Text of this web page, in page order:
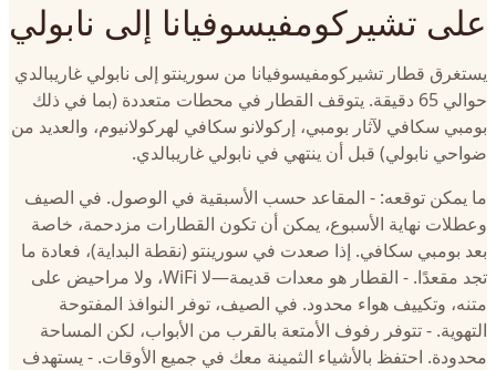
على تشيركومفيسوفيانا إلى نابولي
يستغرق قطار تشيركومفيسوفيانا من سورينتو إلى نابولي غاريبالدي
حوالي 65 دقيقة. يتوقف القطار في محطات متعددة (بما في ذلك
بومبي سكافي لآثار بومبي، إركولانو سكافي لهركولانيوم، والعديد من
ضواحي نابولي) قبل أن ينتهي في نابولي غاريبالدي.
ما يمكن توقعه: - المقاعد حسب الأسبقية في الوصول. في الصيف
وعطلات نهاية الأسبوع، يمكن أن تكون القطارات مزدحمة، خاصة
بعد بومبي سكافي. إذا صعدت في سورينتو (نقطة البداية)، فعادة ما
تجد مقعدًا. - القطار هو معدات قديمة—لا WiFi، ولا مراحيض على
متنه، وتكييف هواء محدود. في الصيف، توفر النوافذ المفتوحة
التهوية. - تتوفر رفوف الأمتعة بالقرب من الأبواب، لكن المساحة
محدودة. احتفظ بالأشياء الثمينة معك في جميع الأوقات. - يستهدف